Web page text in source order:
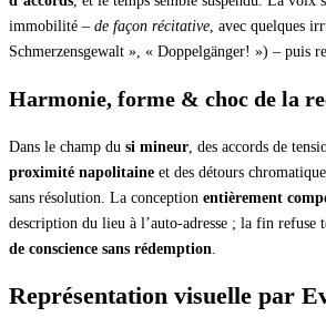
immobilité – de façon récitative , avec quelques
Schmerzensgewalt », « Doppelgänger! ») – puis
Harmonie, forme & choc de la
Dans le champ du si mineur , des accords de
proximité napolitaine et des détours
sans résolution. La conception entièrement
description du lieu à l’auto-adresse ; la fin refuse
de conscience sans rédemption
Représentation visuelle par